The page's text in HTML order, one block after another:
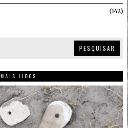
142
PESQUISAR
MAIS LIDOS